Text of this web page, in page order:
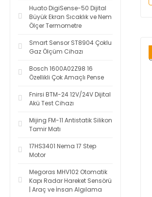
Huato DigiSense-50 Dijital
Büyük Ekran Sıcaklık ve Nem
Ölçer Termometre
Smart Sensor ST8904 Çoklu
Gaz Ölçüm Cihazı
Bosch 1600A02Z98 16
Özellikli Çok Amaçlı Pense
Fnirsi BTM-24 12V/24V Dijital
Akü Test Cihazı
Mijing FM-11 Antistatik Silikon
Tamir Matı
17HS3401 Nema 17 Step
Motor
Megoras MHV102 Otomatik
Kapı Radar Hareket Sensörü
| Araç ve İnsan Algılama